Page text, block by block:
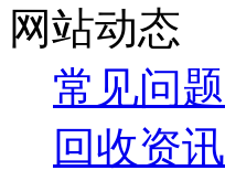
网站动态
常见问题
回收资讯